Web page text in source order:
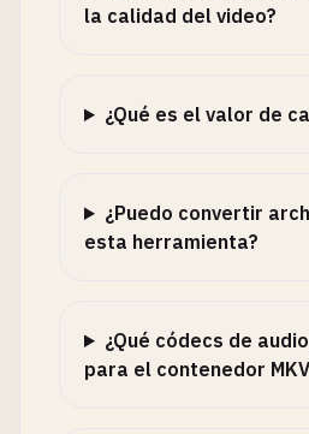
la calidad del video?
¿Qué es el valor de
¿Puedo convertir
esta herramienta?
¿Qué códecs de
para el contenedor